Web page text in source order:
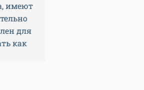
имеют
для
как